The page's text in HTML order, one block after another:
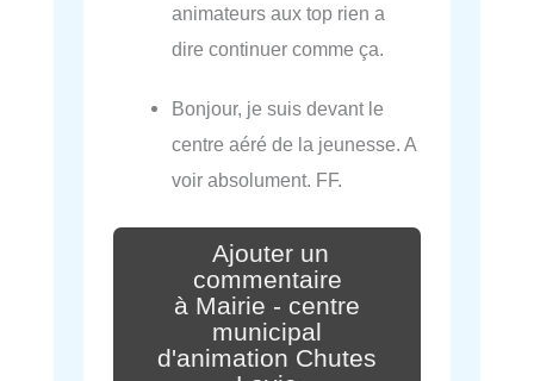
animateurs aux top rien a
dire continuer comme ça.
Bonjour, je suis devant le
centre aéré de la jeunesse. A
voir absolument. FF.
Ajouter un
commentaire
à Mairie - centre
municipal
d'animation Chutes